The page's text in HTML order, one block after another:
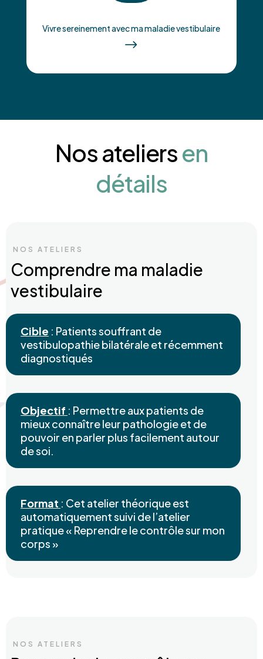
Vivre sereinement avec ma maladie vestibulaire
$
Nos ateliersen
détails
NOS ATELIERS
Comprendre ma maladie
vestibulaire
Cible : Patients souffrant de
vestibulopathie bilatérale et récemment
diagnostiqués
Objectif : Permettre aux patients de
mieux connaître leur pathologie et de
pouvoir en parler plus facilement autour
de soi.
Format : Cet atelier théorique est
automatiquement suivi de l’atelier
pratique « Reprendre le contrôle sur mon
corps »
NOS ATELIERS